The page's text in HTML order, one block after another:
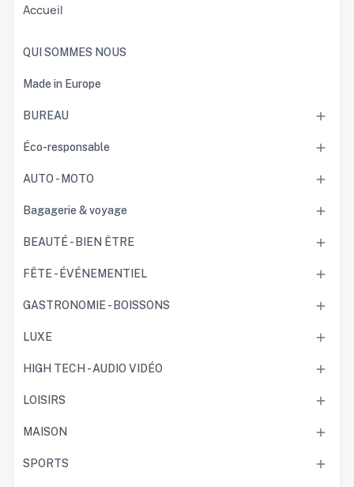
Accueil
QUI SOMMES NOUS
Made in Europe
BUREAU 
Éco-responsable 
AUTO - MOTO 
Bagagerie & voyage 
BEAUTÉ - BIEN ÊTRE 
FÊTE - ÉVÉNEMENTIEL 
GASTRONOMIE - BOISSONS 
LUXE 
HIGH TECH - AUDIO VIDÉO 
LOISIRS 
MAISON 
SPORTS 